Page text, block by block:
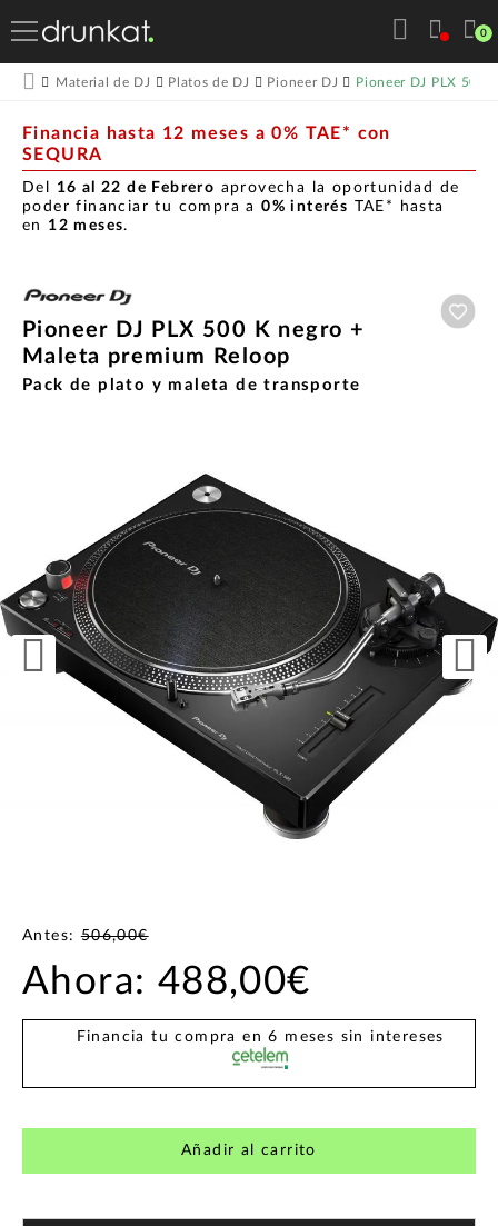
0
Material de DJ Platos de DJ Pioneer DJ Pioneer DJ PLX 500
Financia hasta 12 meses a 0% TAE* con
SEQURA
Del 16 al 22 de Febrero aprovecha la oportunidad de
poder financiar tu compra a0% interés TAE* hasta
en 12 meses.
Pioneer DJ PLX 500 K negro +
Maleta premium Reloop
Pack de plato y maleta de transporte
Antes:506,00€
Ahora: 488,00€
Financia tu compra en 6 meses sin intereses
Añadir al carrito